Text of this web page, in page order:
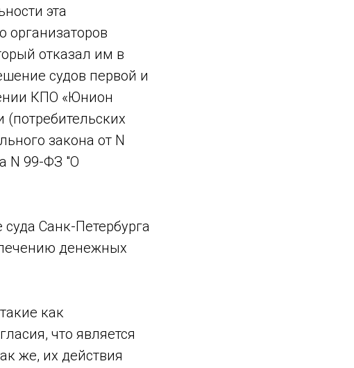
эта
организаторов
отказал им в
судов первой и
КПО «Юнион
(потребительских
закона от N
N 99-ФЗ "О
Санк-Петербурга
денежных
как
что является
же, их действия